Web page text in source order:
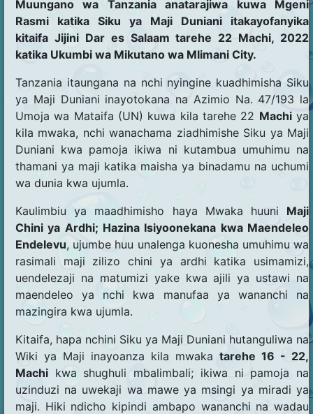
Muungano wa Tanzania anatarajiwa kuwa Mgeni
Rasmi katika Siku ya Maji Duniani itakayofanyika
kitaifa Jijini Dar es Salaam tarehe 22 Machi, 2022
katika Ukumbi wa Mikutano wa Mlimani City.
Tanzania itaungana na nchi nyingine kuadhimisha Siku
ya Maji Duniani inayotokana na Azimio Na. 47/193 la
Umoja wa Mataifa (UN) kuwa kila tarehe 22 Machiya
kila mwaka, nchi wanachama ziadhimishe Siku ya Maji
Duniani kwa pamoja ikiwa ni kutambua umuhimu na
thamani ya maji katika maisha ya binadamu na uchumi
wa dunia kwa ujumla.
Kaulimbiu ya maadhimisho haya Mwaka huuni Maji
Chini ya Ardhi; Hazina Isiyoonekana kwa Maendeleo
Endelevu, ujumbe huu unalenga kuonesha umuhimu wa
rasimali maji zilizo chini ya ardhi katika usimamizi,
uendelezaji na matumizi yake kwa ajili ya ustawi na
maendeleo ya nchi kwa manufaa ya wananchi na
mazingira kwa ujumla.
Kitaifa, hapa nchini Siku ya Maji Duniani hutanguliwa na
Wiki ya Maji inayoanza kila mwaka tarehe 16 - 22,
Machi kwa shughuli mbalimbali; ikiwa ni pamoja na
uzinduzi na uwekaji wa mawe ya msingi ya miradi ya
maji. Hiki ndicho kipindi ambapo wananchi na wadau